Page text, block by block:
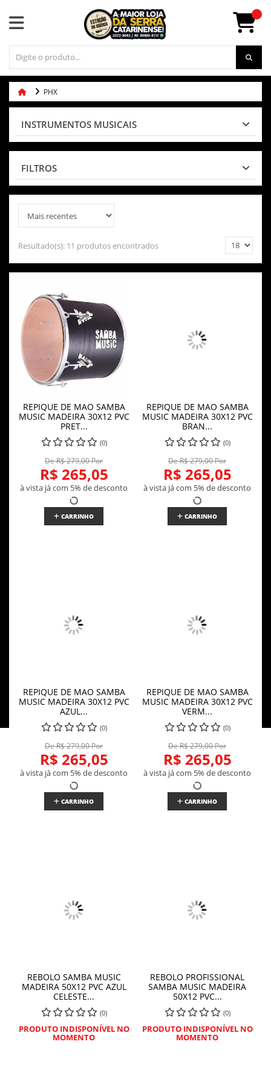
PHX
INSTRUMENTOS MUSICAIS
FILTROS
Resultado(s): 11 produtos encontrados
REPIQUE DE MAO SAMBA
MUSIC MADEIRA 30X12 PVC
PRET...
(0)
De R$ 279,00 Por
R$ 265,05
à vista já com 5% de desconto
CARRINHO
REPIQUE DE MAO SAMBA
MUSIC MADEIRA 30X12 PVC
BRAN...
(0)
De R$ 279,00 Por
R$ 265,05
à vista já com 5% de desconto
CARRINHO
REPIQUE DE MAO SAMBA
MUSIC MADEIRA 30X12 PVC
AZUL...
(0)
De R$ 279,00 Por
R$ 265,05
à vista já com 5% de desconto
CARRINHO
REPIQUE DE MAO SAMBA
MUSIC MADEIRA 30X12 PVC
VERM...
(0)
De R$ 279,00 Por
R$ 265,05
à vista já com 5% de desconto
CARRINHO
REBOLO SAMBA MUSIC
MADEIRA 50X12 PVC AZUL
CELESTE...
(0)
PRODUTO INDISPONÍVEL NO
MOMENTO
REBOLO PROFISSIONAL
SAMBA MUSIC MADEIRA
50X12 PVC...
(0)
PRODUTO INDISPONÍVEL NO
MOMENTO